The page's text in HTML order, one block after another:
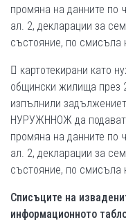
промяна на данните по
ал. 2, декларации за
състояние, по смисъла
 картотекирани като
общински жилища през
изпълнили
НУРУЖННОЖ да подават
промяна на данните по
ал. 2, декларации за
състояние, по смисъла
Списъците на
информационното